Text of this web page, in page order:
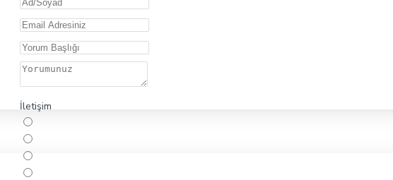
İletişim